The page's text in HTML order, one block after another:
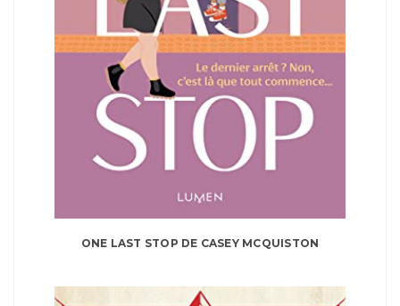
ONE LAST STOP DE CASEY MCQUISTON